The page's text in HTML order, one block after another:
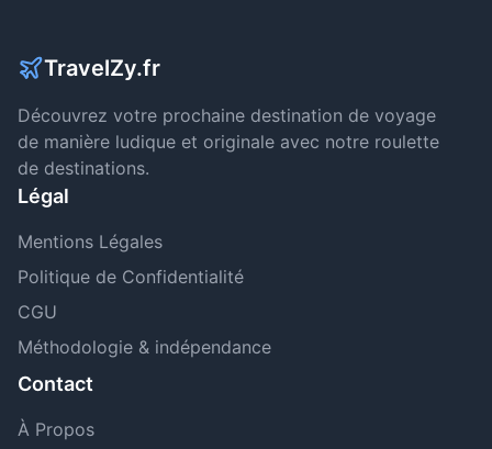
TravelZy.fr
Découvrez votre prochaine destination de voyage
de manière ludique et originale avec notre roulette
de destinations.
Légal
Mentions Légales
Politique de Confidentialité
CGU
Méthodologie & indépendance
Contact
À Propos